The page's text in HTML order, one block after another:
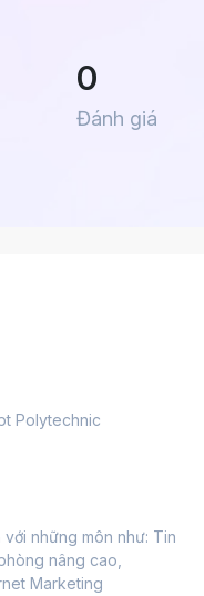
0
Đánh giá
Polytechnic
những môn như: Tin
nâng cao,
Marketing